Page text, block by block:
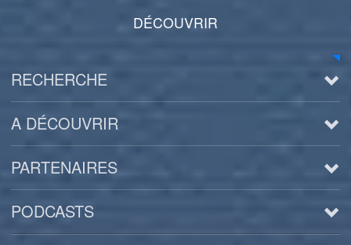
DÉCOUVRIR
RECHERCHE
A DÉCOUVRIR
PARTENAIRES
PODCASTS